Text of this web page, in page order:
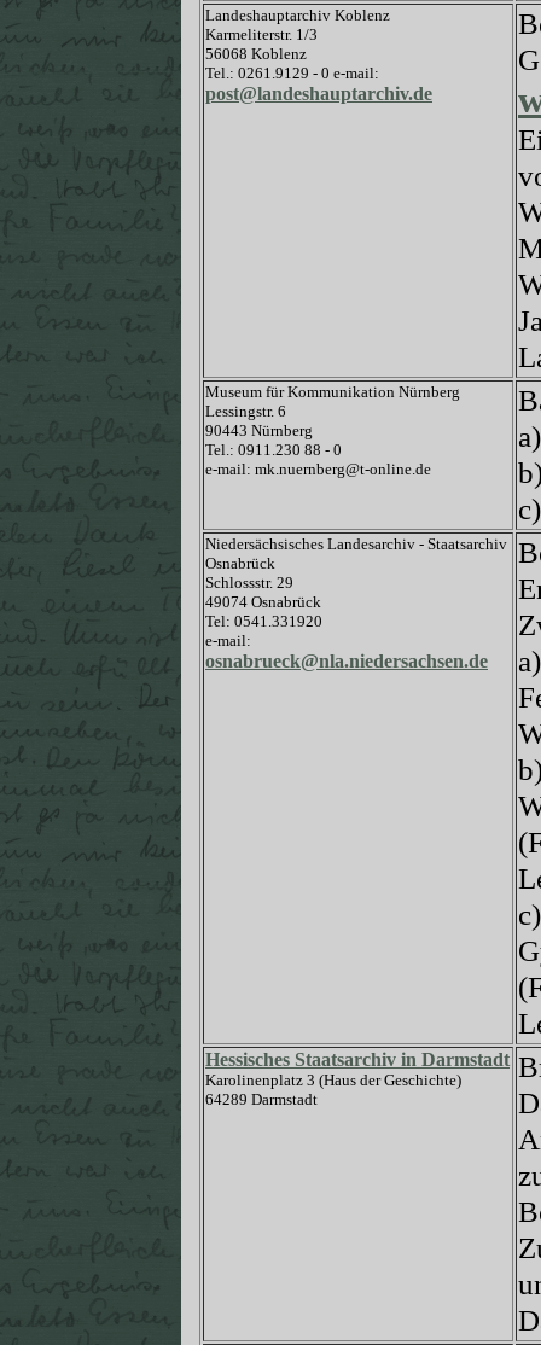
Landeshauptarchiv Koblenz
Karmeliterstr. 1/3
56068 Koblenz
Tel.: 0261.9129 - 0 e-mail:
post@landeshauptarchiv.de
Museum für Kommunikation Nürnberg
Lessingstr. 6
90443 Nürnberg
Tel.: 0911.230 88 - 0
e-mail: mk.nuernberg@t-online.de
Niedersächsisches Landesarchiv - Staatsarchiv
Osnabrück
Schlossstr. 29
49074 Osnabrück
Tel: 0541.331920
e-mail:
osnabrueck@nla.niedersachsen.de
Hessisches Staatsarchiv in Darmstadt
Karolinenplatz 3 (Haus der Geschichte)
64289 Darmstadt